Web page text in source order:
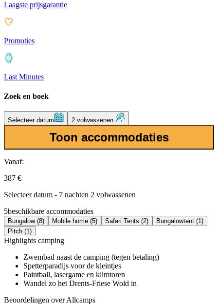
Laagste prijsgarantie
Promoties
Last Minutes
Zoek en boek
Selecteer datum 2 volwassenen
Toon accommodaties
Vanaf:
387 €
Selecteer datum - 7 nachten 2 volwassenen
5beschikbare accommodaties
Bungalow (8) Mobile home (5) Safari Tents (2)
Bungalowtent (1)
Pitch (1)
Highlights camping
Zwembad naast de camping (tegen betaling)
Spetterparadijs voor de kleintjes
Paintball, lasergame en klimtoren
Wandel zo het Drents-Friese Wold in
Beoordelingen over Allcamps